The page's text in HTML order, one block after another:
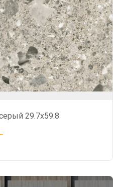
29.7x59.8